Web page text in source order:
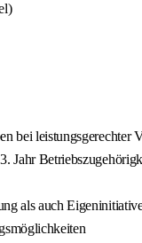
bei
Jahr
als auch